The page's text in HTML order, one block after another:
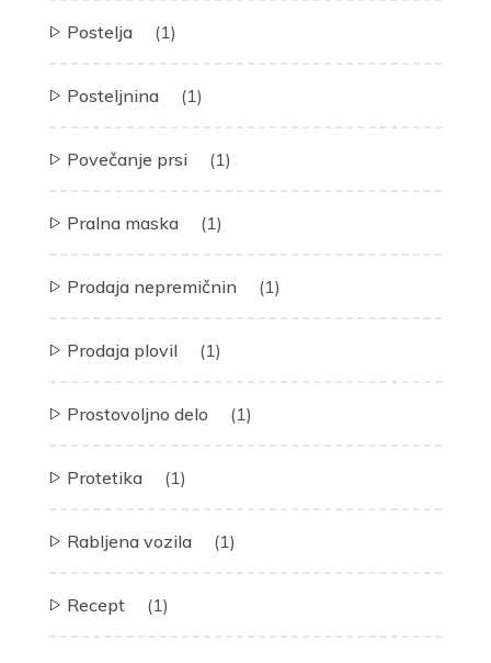
Postelja (1)
Posteljnina (1)
Povečanje prsi (1)
Pralna maska (1)
Prodaja nepremičnin (1)
Prodaja plovil (1)
Prostovoljno delo (1)
Protetika (1)
Rabljena vozila (1)
Recept (1)